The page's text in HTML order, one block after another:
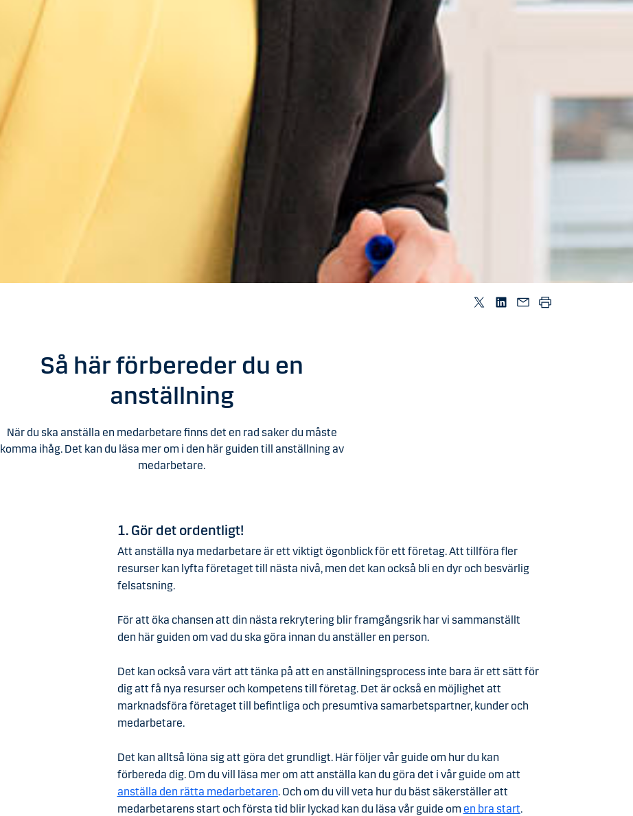
Så här förbereder du en
anställning
När du ska anställa en medarbetare finns det en rad saker du måste
komma ihåg. Det kan du läsa mer om i den här guiden till anställning av
medarbetare.
1. Gör det ordentligt!
Att anställa nya medarbetare är ett viktigt ögonblick för ett företag. Att tillföra fler
resurser kan lyfta företaget till nästa nivå, men det kan också bli en dyr och besvärlig
felsatsning.
För att öka chansen att din nästa rekrytering blir framgångsrik har vi sammanställt
den här guiden om vad du ska göra innan du anställer en person.
Det kan också vara värt att tänka på att en anställningsprocess inte bara är ett sätt för
dig att få nya resurser och kompetens till företag. Det är också en möjlighet att
marknadsföra företaget till befintliga och presumtiva samarbetspartner, kunder och
medarbetare.
Det kan alltså löna sig att göra det grundligt. Här följer vår guide om hur du kan
förbereda dig. Om du vill läsa mer om att anställa kan du göra det i vår guide om att
anställa den rätta medarbetaren. Och om du vill veta hur du bäst säkerställer att
medarbetarens start och första tid blir lyckad kan du läsa vår guide om en bra start.